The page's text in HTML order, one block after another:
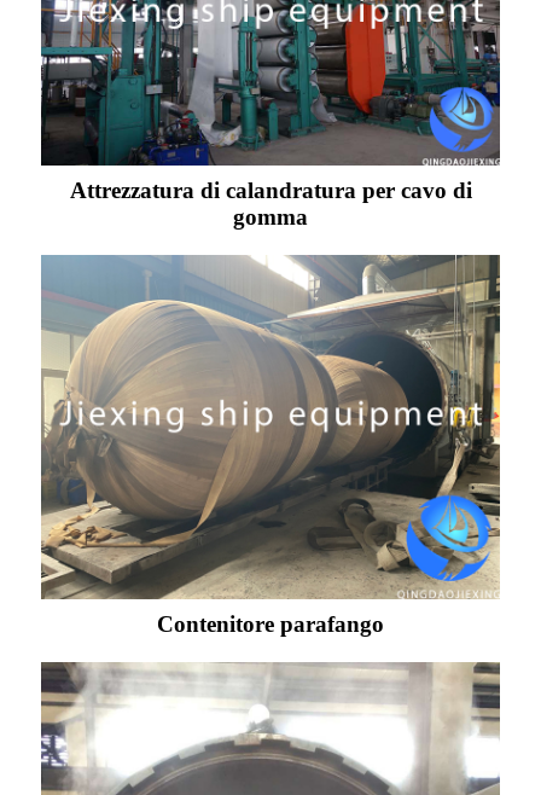
Attrezzatura di calandratura per cavo di
gomma
Contenitore parafango